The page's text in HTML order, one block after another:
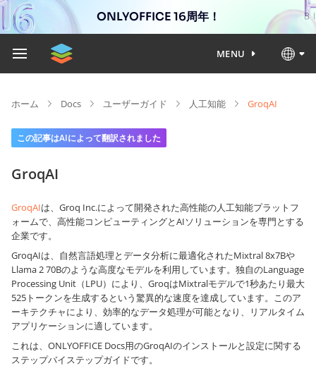
ONLYOFFICE 16周年！
MENU
ホーム Docs ユーザーガイド 人工知能 GroqAI
この記事はAIによって翻訳されました
GroqAI
GroqAIは、Groq Inc.によって開発された高性能の人工知能プラットフ
ォームで、高性能コンピューティングとAIソリューションを専門とする
企業です。
GroqAIは、自然言語処理とデータ分析に最適化されたMixtral 8x7Bや
Llama 2 70Bのような高度なモデルを利用しています。独自のLanguage
Processing Unit（LPU）により、GroqはMixtralモデルで1秒あたり最大
525トークンを生成するという驚異的な速度を達成しています。このア
ーキテクチャにより、効率的なデータ処理が可能となり、リアルタイム
アプリケーションに適しています。
これは、ONLYOFFICE Docs用のGroqAIのインストールと設定に関する
ステップバイステップガイドです。